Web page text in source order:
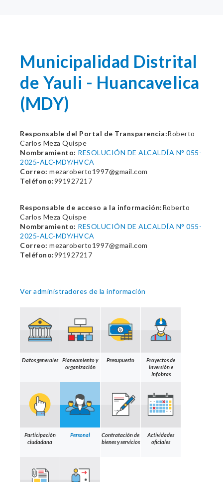
Municipalidad Distrital
de Yauli - Huancavelica
(MDY)
Responsable del Portal de Transparencia:Roberto
Carlos Meza Quispe
Nombramiento: RESOLUCIÓN DE ALCALDÍA N° 055-
2025-ALC-MDY/HVCA
Correo: mezaroberto1997@gmail.com
Teléfono:991927217
Responsable de acceso a la información:Roberto
Carlos Meza Quispe
Nombramiento: RESOLUCIÓN DE ALCALDÍA N° 055-
2025-ALC-MDY/HVCA
Correo: mezaroberto1997@gmail.com
Teléfono:991927217
Ver administradores de la información
Datos generales
Planeamiento y
organización
Presupuesto
Proyectos de
inversión e
Infobras
Participación
ciudadana
Personal
Contratación de
bienes y servicios
Actividades
oficiales